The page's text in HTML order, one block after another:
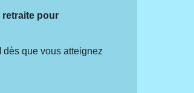
retraite pour
dès que vous atteignez